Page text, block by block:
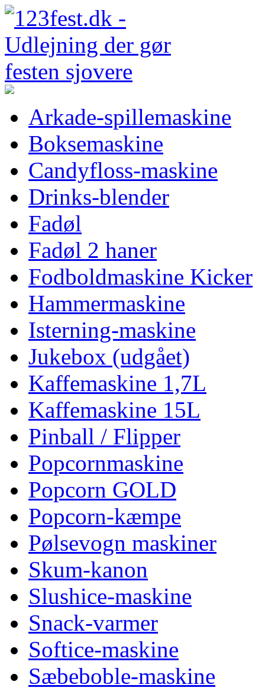
Arkade-spillemaskine
Boksemaskine
Candyfloss-maskine
Drinks-blender
Fadøl
Fadøl 2 haner
Fodboldmaskine Kicker
Hammermaskine
Isterning-maskine
Jukebox (udgået)
Kaffemaskine 1,7L
Kaffemaskine 15L
Pinball / Flipper
Popcornmaskine
Popcorn GOLD
Popcorn-kæmpe
Pølsevogn maskiner
Skum-kanon
Slushice-maskine
Snack-varmer
Softice-maskine
Sæbeboble-maskine